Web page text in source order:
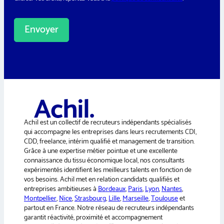
i
i
t
r
Envoyer
e
Achil est un collectif de recruteurs indépendants spécialisés
qui accompagne les entreprises dans leurs recrutements CDI,
CDD, freelance, intérim qualifié et management de transition.
Grâce à une expertise métier pointue et une excellente
connaissance du tissu économique local, nos consultants
expérimentés identifient les meilleurs talents en fonction de
vos besoins. Achil met en relation candidats qualifiés et
entreprises ambitieuses àBordeaux,Paris,Lyon,Nantes,
Montpellier,Nice,Strasbourg,Lille,Marseille,Toulouseet
partout en France. Notre réseau de recruteurs indépendants
garantit réactivité, proximité et accompagnement